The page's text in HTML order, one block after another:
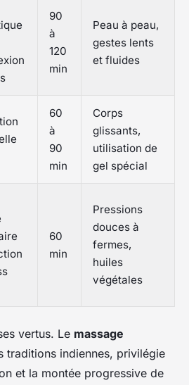
90
à
120
min
Peau à peau,
gestes lents
et fluides
60
à
90
min
Corps
glissants,
utilisation de
gel spécial
60
min
Pressions
douces à
fermes,
huiles
végétales
vertus. Le massage
traditions indiennes, privilégie
et la montée progressive de